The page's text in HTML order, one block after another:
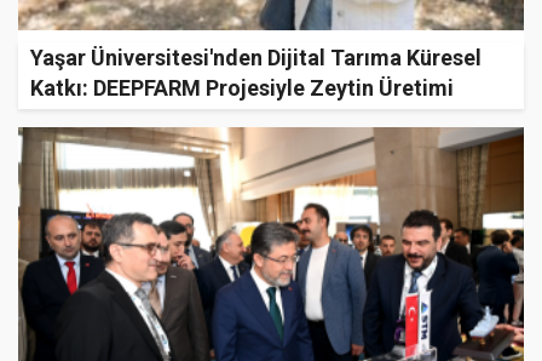
Yaşar Üniversitesi'nden Dijital Tarıma Küresel
Katkı: DEEPFARM Projesiyle Zeytin Üretimi